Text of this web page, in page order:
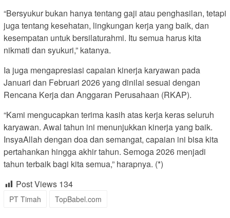
“Bersyukur bukan hanya tentang gaji atau penghasilan, tetapi
juga tentang kesehatan, lingkungan kerja yang baik, dan
kesempatan untuk bersilaturahmi. Itu semua harus kita
nikmati dan syukuri,” katanya.
Ia juga mengapresiasi capaian kinerja karyawan pada
Januari dan Februari 2026 yang dinilai sesuai dengan
Rencana Kerja dan Anggaran Perusahaan (RKAP).
“Kami mengucapkan terima kasih atas kerja keras seluruh
karyawan. Awal tahun ini menunjukkan kinerja yang baik.
InsyaAllah dengan doa dan semangat, capaian ini bisa kita
pertahankan hingga akhir tahun. Semoga 2026 menjadi
tahun terbaik bagi kita semua,” harapnya. (*)
Post Views 134
PT Timah TopBabel.com